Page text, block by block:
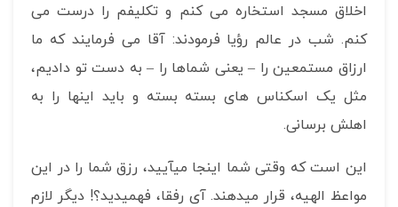
اخلاق مسجد استخاره می کنم و تکلیفم را درست می
کنم. شب در عالم رؤیا فرمودند: آقا می فرمایند که ما
ارزاق مستمعین را – یعنی شماها را – به دست تو دادیم،
مثل یک اسکناس های بسته بسته و باید اینها را به
اهلش برسانی.
این است که وقتی شما اینجا می­آیید، رزق شما را در این
مواعظ الهیه، قرار می­دهند. آی رفقا، فهمیدید؟! دیگر لازم